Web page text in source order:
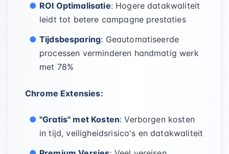
ROI Optimalisatie: Hogere datakwaliteit
leidt tot betere campagne prestaties
Tijdsbesparing: Geautomatiseerde
processen verminderen handmatig werk
met 78%
Chrome Extensies:
"Gratis" met Kosten: Verborgen kosten
in tijd, veiligheidsrisico's en datakwaliteit